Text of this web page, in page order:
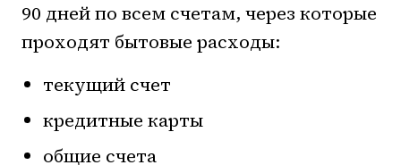
90 дней по всем счетам, через которые
проходят бытовые расходы:
текущий счет
кредитные карты
общие счета